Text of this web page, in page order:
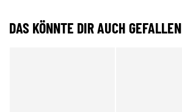
DAS KÖNNTE DIR AUCH GEFALLEN